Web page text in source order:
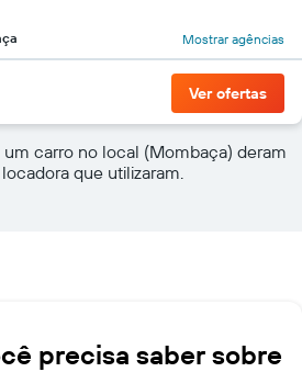
Mostrar agências
Ver ofertas
carro no local (Mombaça) deram
que utilizaram.
precisa saber sobre